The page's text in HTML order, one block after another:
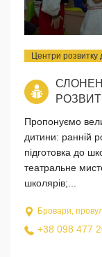
Центри розвитку
Пропонуємо
дитини: ранній
підготовка до
театральне
школярів;...
Бровари,
+38 098 477